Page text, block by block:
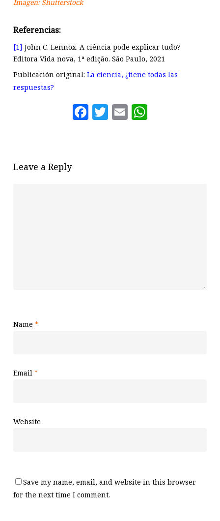
Imagen: Shutterstock
Referencias:
[1] John C. Lennox. A ciência pode explicar tudo?
Editora Vida nova, 1ª edição. São Paulo, 2021
Publicación original: La ciencia, ¿tiene todas las
respuestas?
Facebook
Twitter
Email
Leave a Reply
Name *
Email *
Website
Save my name, email, and website in this browser
for the next time I comment.